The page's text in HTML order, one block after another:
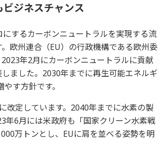
ジネスチャンス
するカーボンニュートラルを実現する流
欧州連合（EU）の行政機構である欧州委
年2月にカーボンニュートラルに貢献
ました。2030年までに再生可能エネルギ
す方針です。
改定しています。2040年までに水素の製
年6月には米政府も「国家クリーン水素戦
万トンとし、EUに肩を並べる姿勢を明